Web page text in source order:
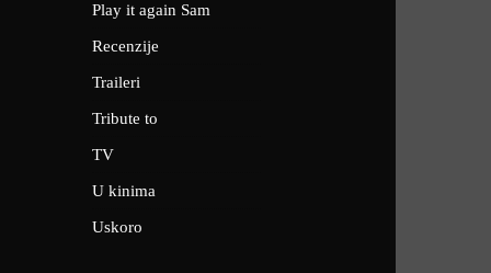
Play it again Sam
Recenzije
Traileri
Tribute to
TV
U kinima
Uskoro